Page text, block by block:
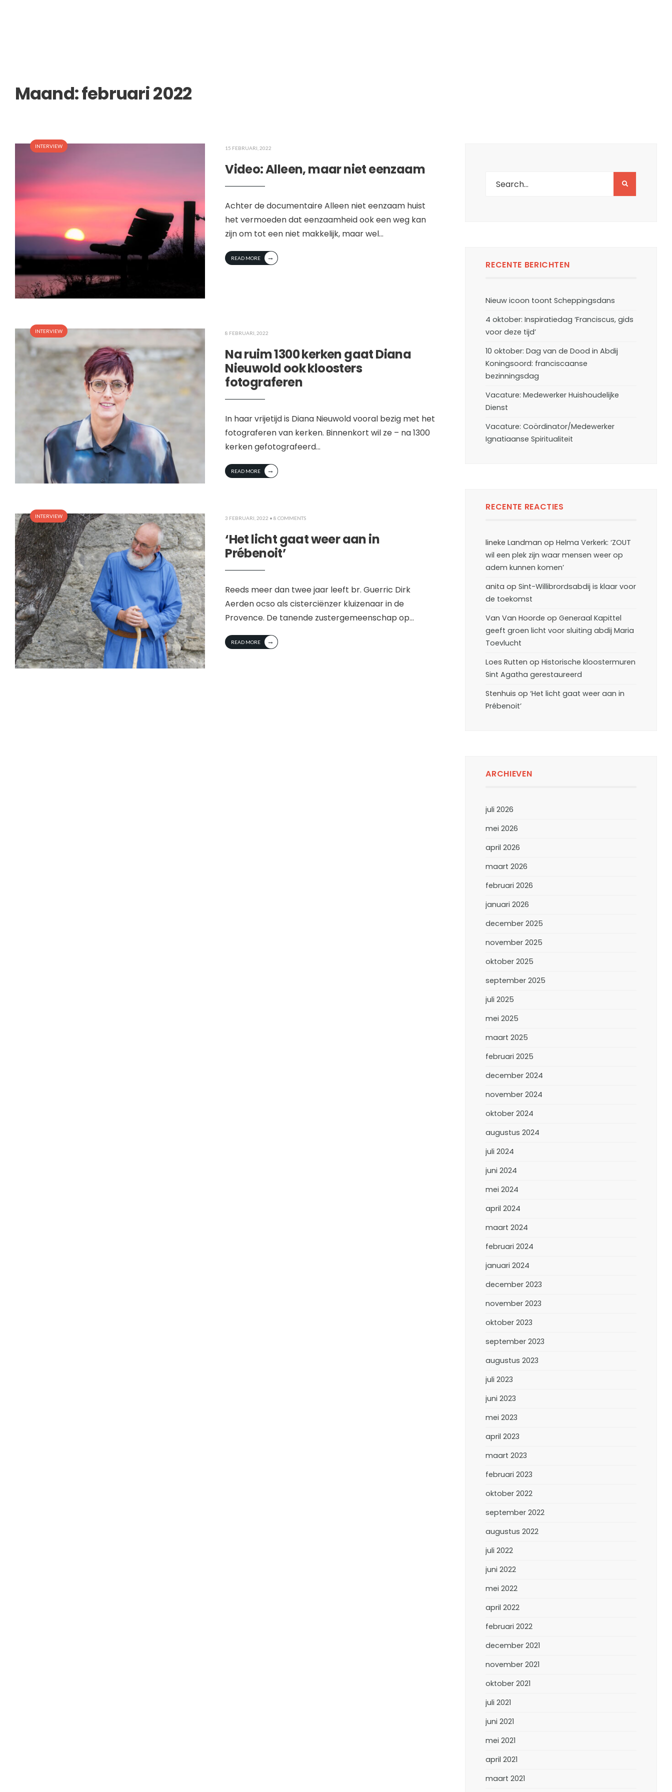
Maand:februari 2022
INTERVIEW 15 FEBRUARI, 2022
Video: Alleen, maar niet eenzaam
Achter de documentaire Alleen niet eenzaam huist
het vermoeden dat eenzaamheid ook een weg kan
zijn om tot een niet makkelijk, maar wel...
READ MORE →
INTERVIEW 8 FEBRUARI, 2022
Na ruim 1300 kerken gaat Diana
Nieuwold ook kloosters
fotograferen
In haar vrijetijd is Diana Nieuwold vooral bezig met het
fotograferen van kerken. Binnenkort wil ze – na 1300
kerken gefotografeerd...
READ MORE →
INTERVIEW 3 FEBRUARI, 2022 • 8 COMMENTS
‘Het licht gaat weer aan in
Prébenoit’
Reeds meer dan twee jaar leeft br. Guerric Dirk
Aerden ocso als cisterciënzer kluizenaar in de
Provence. De tanende zustergemeenschap op...
READ MORE →
RECENTE BERICHTEN
Nieuw icoon toont Scheppingsdans
4 oktober: Inspiratiedag ‘Franciscus, gids
voor deze tijd’
10 oktober: Dag van de Dood in Abdij
Koningsoord: franciscaanse
bezinningsdag
Vacature: Medewerker Huishoudelijke
Dienst
Vacature: Coördinator/Medewerker
Ignatiaanse Spiritualiteit
RECENTE REACTIES
lineke Landman opHelma Verkerk: ‘ZOUT
wil een plek zijn waar mensen weer op
adem kunnen komen’
anita opSint-Willibrordsabdij is klaar voor
de toekomst
Van Van Hoorde opGeneraal Kapittel
geeft groen licht voor sluiting abdij Maria
Toevlucht
Loes Rutten opHistorische kloostermuren
Sint Agatha gerestaureerd
Stenhuis op‘Het licht gaat weer aan in
Prébenoit’
ARCHIEVEN
juli 2026
mei 2026
april 2026
maart 2026
februari 2026
januari 2026
december 2025
november 2025
oktober 2025
september 2025
juli 2025
mei 2025
maart 2025
februari 2025
december 2024
november 2024
oktober 2024
augustus 2024
juli 2024
juni 2024
mei 2024
april 2024
maart 2024
februari 2024
januari 2024
december 2023
november 2023
oktober 2023
september 2023
augustus 2023
juli 2023
juni 2023
mei 2023
april 2023
maart 2023
februari 2023
oktober 2022
september 2022
augustus 2022
juli 2022
juni 2022
mei 2022
april 2022
februari 2022
december 2021
november 2021
oktober 2021
juli 2021
juni 2021
mei 2021
april 2021
maart 2021